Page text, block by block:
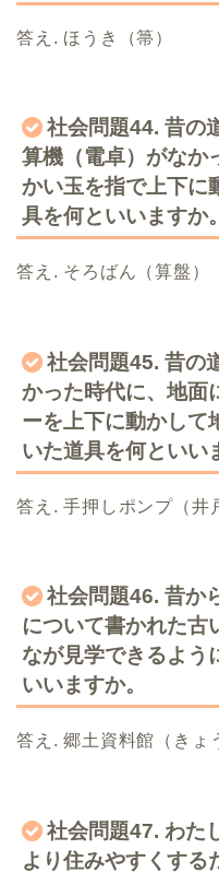
答え. ほうき（箒）
社会問題44. 昔の
算機（電卓）がなか
かい玉を指で上下に
具を何といいますか。
答え. そろばん（算盤）
社会問題45. 昔の
かった時代に、地面
ーを上下に動かして
いた道具を何といい
答え. 手押しポンプ（井
社会問題46. 昔か
について書かれた古
なが見学できるよう
いいますか。
答え. 郷土資料館（きょ
社会問題47. わた
より住みやすくする